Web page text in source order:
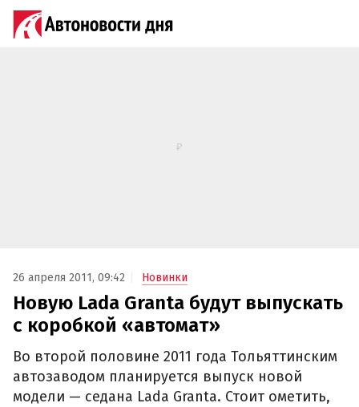
26 апреля 2011, 09:42 Новинки
Новую Lada Granta будут выпускать
с коробкой «автомат»
Во второй половине 2011 года Тольяттинским
автозаводом планируется выпуск новой
модели — седана Lada Granta. Стоит ометить,